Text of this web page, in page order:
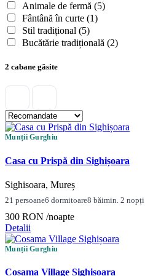
Animale de fermă (5)
Fântână în curte (1)
Stil tradițional (5)
Bucătărie tradițională (2)
2 cabane găsite
Munții Gurghiu
Casa cu Prispă din Sighișoara
Sighisoara, Mureș
21 persoane6 dormitoare8 băimin. 2 nopți
300 RON /noapte
Detalii
Munții Gurghiu
Cosama Village Sighișoara